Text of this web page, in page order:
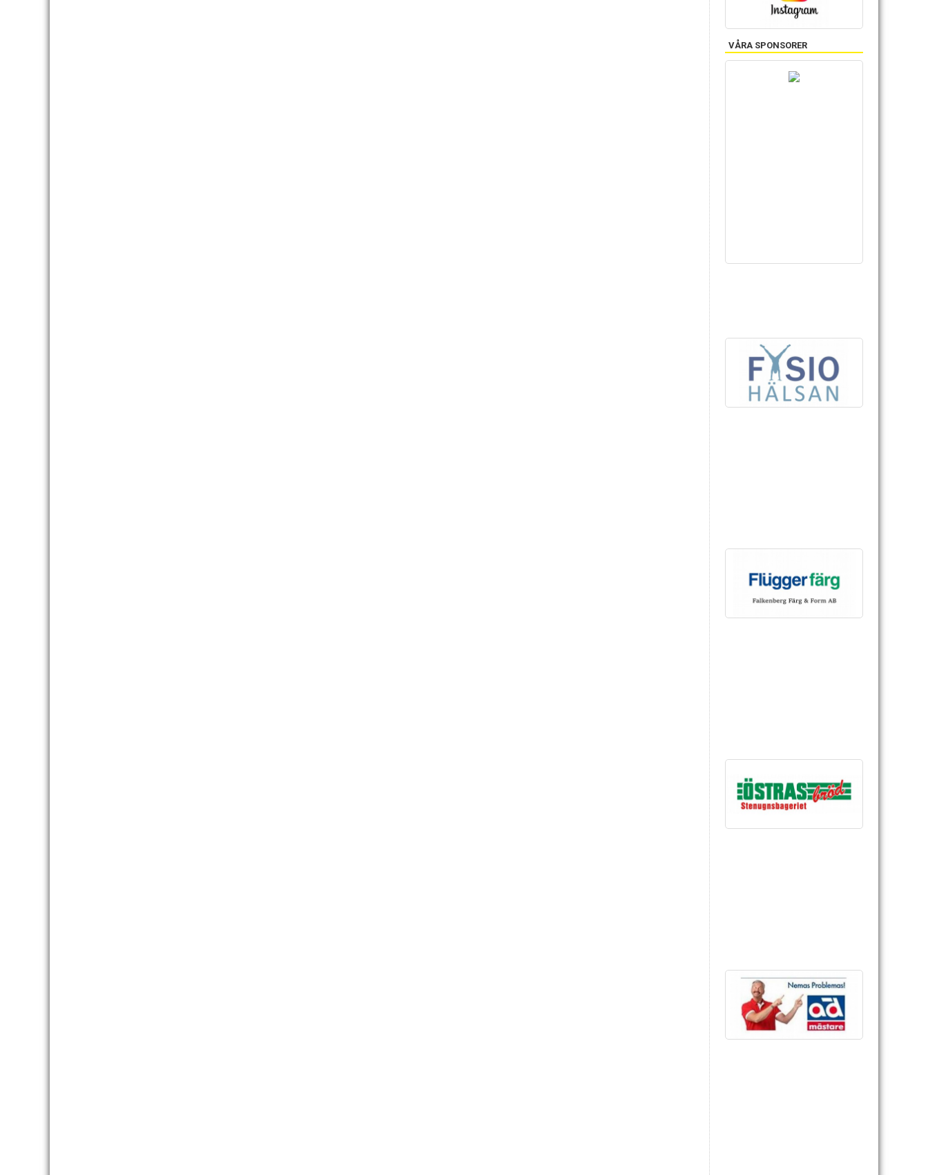
VÅRA SPONSORER